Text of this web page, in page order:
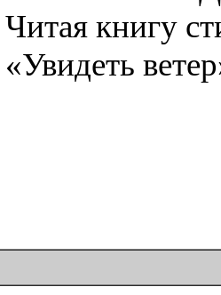
Читая книгу
«Увидеть